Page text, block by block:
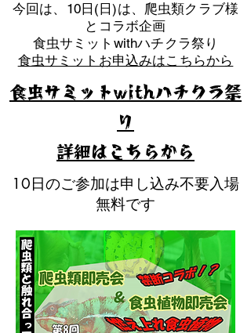
​今回は、10日(日)は、爬虫類クラブ様
とコラボ企画
​食虫サミットwithハチクラ祭り
食虫サミットお申込みはこちらから
10日のご参加は申し込み不要入場
無料です
食虫サミットwithハチクラ祭
り
​詳細はこちらから